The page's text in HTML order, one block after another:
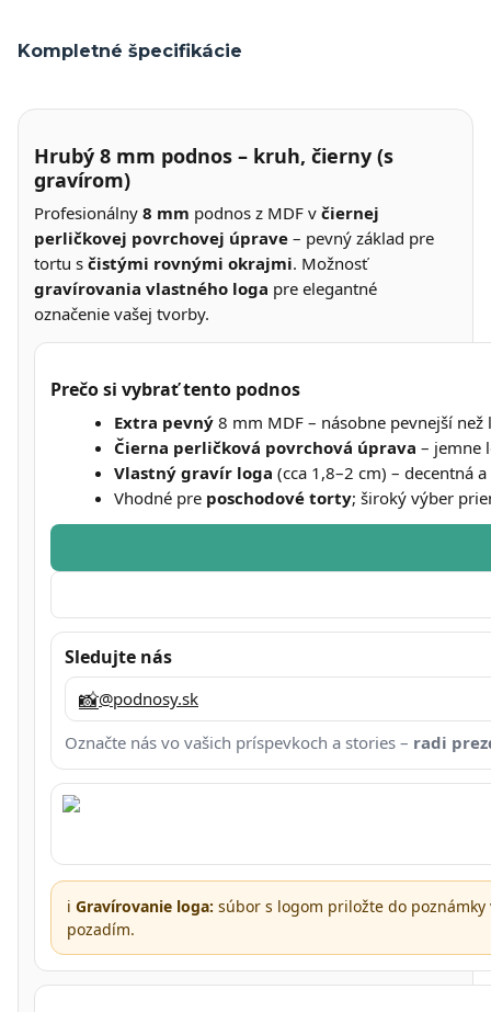
Kompletné špecifikácie
Hrubý 8 mm podnos – kruh, čierny (s
gravírom)
Profesionálny 8 mm podnos z MDF v čiernej
perličkovej povrchovej úprave – pevný základ pre
tortu s čistými rovnými okrajmi. Možnosť
gravírovania vlastného loga pre elegantné
označenie vašej tvorby.
Prečo si vybrať tento podnos
Extra pevný 8 mm MDF – násobne pevnejší
Čierna perličková povrchová úprava – jemne
Vlastný gravír loga (cca 1,8–2 cm) – decentná
Vhodné pre poschodové torty; široký výber
Sledujte nás
📸@podnosy.sk
Označte nás vo vašich príspevkoch a stories – radi
ℹ️ Gravírovanie loga: súbor s logom priložte do
pozadím.